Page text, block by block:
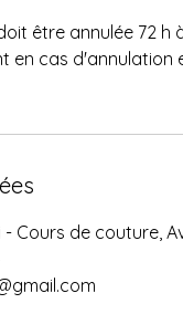
être annulée 72 h
en cas d'annulation
Cours de couture,